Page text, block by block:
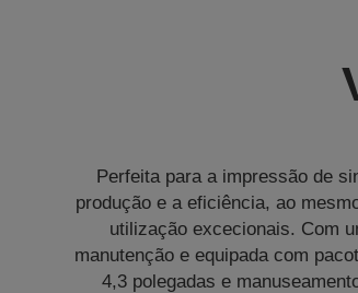
Perfeita para a impressão de
produção e a eficiência, ao
utilização excecionais. Com
manutenção e equipada com
4,3 polegadas e